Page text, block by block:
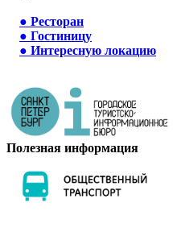
● Ресторан
● Гостиницу
● Интересную локацию
Полезная информация